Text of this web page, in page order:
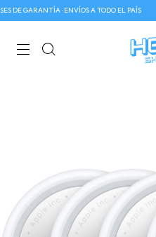
DE GARANTÍA · ENVÍOS A TODO EL PAÍS